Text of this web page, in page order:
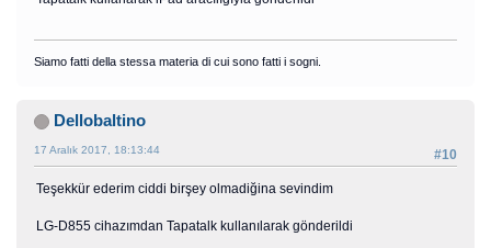
Siamo fatti della stessa materia di cui sono fatti i sogni.
Dellobaltino
#10
17 Aralık 2017, 18:13:44
Teşekkür ederim ciddi birşey olmadiğina sevindim
LG-D855 cihazımdan Tapatalk kullanılarak gönderildi